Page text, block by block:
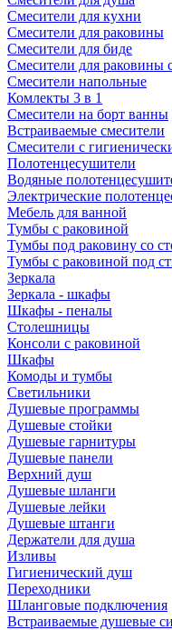
Смесители для кухни
Смесители для раковины
Смесители для биде
Смесители для раковины
Смесители напольные
Комлекты 3 в 1
Смесители на борт ванны
Встраиваемые смесители
Смесители с
Полотенцесушители
Водяные
Электрические
Мебель для ванной
Тумбы с раковиной
Тумбы под раковину со
Тумбы с раковиной под
Зеркала
Зеркала - шкафы
Шкафы - пеналы
Столешницы
Консоли с раковиной
Шкафы
Комоды и тумбы
Светильники
Душевые программы
Душевые стойки
Душевые гарнитуры
Душевые панели
Верхний душ
Душевые шланги
Душевые лейки
Душевые штанги
Держатели для душа
Изливы
Гигиенический душ
Переходники
Шланговые подключения
Встраиваемые душевые